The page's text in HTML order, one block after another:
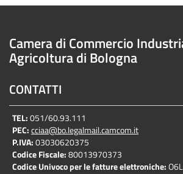
Camera di Commercio
Agricoltura di Bologna
CONTATTI
TEL:051/60.93.111
PEC:cciaa@bo.legalmail.camcom.it
P.IVA:03030620375
Codice Fiscale:80013970373
Codice Univoco per le fatture elettroniche: